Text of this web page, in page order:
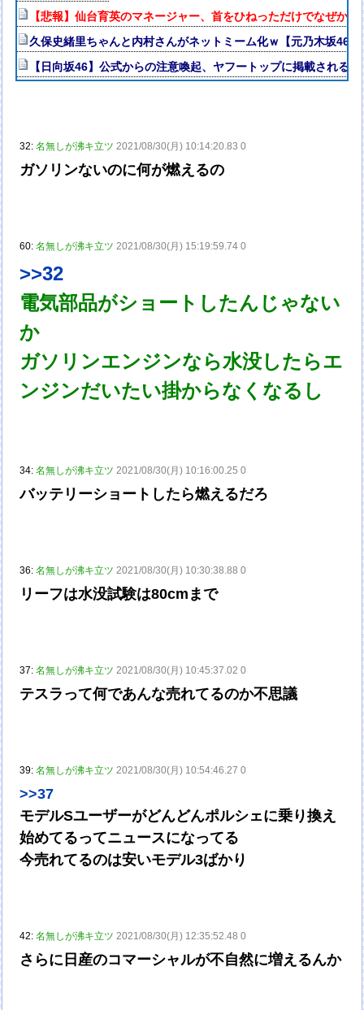
【悲報】仙台育英のマネージャー、首をひねっただけでなぜか
久保史緒里ちゃんと内村さんがネットミーム化ｗ【元乃木坂46】
【日向坂46】公式からの注意喚起、ヤフートップに掲載される
32:名無しが沸キ立ツ 2021/08/30(月) 10:14:20.83 0
ガソリンないのに何が燃えるの
60:名無しが沸キ立ツ 2021/08/30(月) 15:19:59.74 0
>>32
電気部品がショートしたんじゃない
か
ガソリンエンジンなら水没したらエ
ンジンだいたい掛からなくなるし
34:名無しが沸キ立ツ 2021/08/30(月) 10:16:00.25 0
バッテリーショートしたら燃えるだろ
36:名無しが沸キ立ツ 2021/08/30(月) 10:30:38.88 0
リーフは水没試験は80cmまで
37:名無しが沸キ立ツ 2021/08/30(月) 10:45:37.02 0
テスラって何であんな売れてるのか不思議
39:名無しが沸キ立ツ 2021/08/30(月) 10:54:46.27 0
>>37
モデルSユーザーがどんどんポルシェに乗り換え
始めてるってニュースになってる
今売れてるのは安いモデル3ばかり
42:名無しが沸キ立ツ 2021/08/30(月) 12:35:52.48 0
さらに日産のコマーシャルが不自然に増えるんか